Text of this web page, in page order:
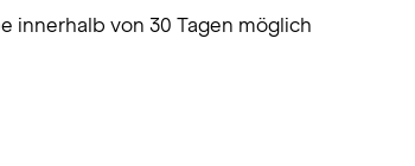
innerhalb von 30 Tagen möglich